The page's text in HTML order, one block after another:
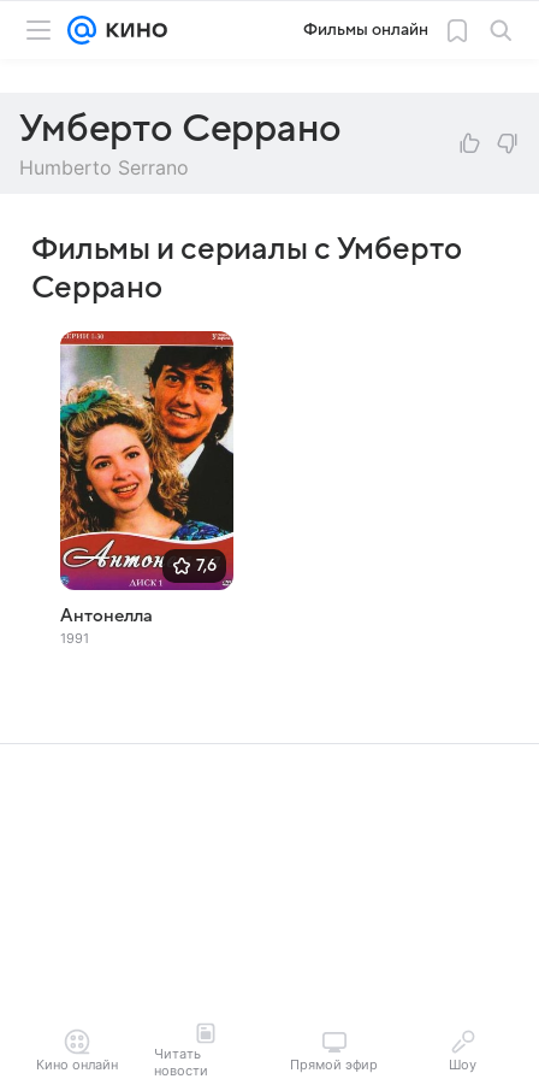
Фильмы онлайн
Умберто Серрано
Humberto Serrano
Фильмы и сериалы с Умберто
Серрано
7,6
Антонелла
1991
Кино онлайн
Читать
новости
Прямой эфир Шоу